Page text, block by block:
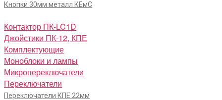
Кнопки 30мм металл КЕмС
Контактор ПК-LC1D
Джойстики ПК-12, КПЕ
Комплектующие
Моноблоки и лампы
Микропереключатели
Переключатели
Переключатели КПЕ 22мм